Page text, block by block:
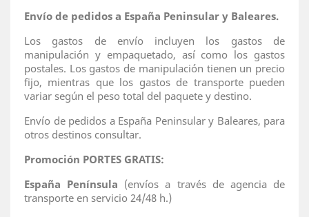
Envío de pedidos a España Peninsular y Baleares.
Los gastos de envío incluyen los gastos de
manipulación y empaquetado, así como los gastos
postales. Los gastos de manipulación tienen un precio
fijo, mientras que los gastos de transporte pueden
variar según el peso total del paquete y destino.
Envío de pedidos a España Peninsular y Baleares, para
otros destinos consultar.
Promoción PORTES GRATIS:
España Península (envíos a través de agencia de
transporte en servicio 24/48 h.)